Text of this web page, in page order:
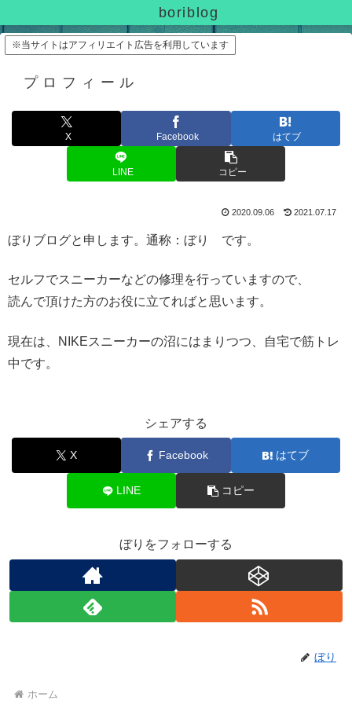
boriblog
※当サイトはアフィリエイト広告を利用しています
プロフィール
X Facebook はてブ
LINE コピー
2020.09.06 2021.07.17
ぼりブログと申します。通称：ぼり です。
セルフでスニーカーなどの修理を行っていますので、
読んで頂けた方のお役に立てればと思います。
現在は、NIKEスニーカーの沼にはまりつつ、自宅で筋トレ
中です。
シェアする
X Facebook はてブ
LINE コピー
ぼりをフォローする
ぼり
ホーム